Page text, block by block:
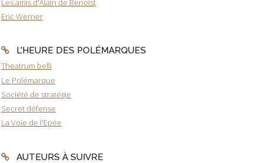
Eric Werner
L'HEURE DES POLÉMARQUES
Theatrum belli
Le Polémarque
Société de stratégie
Secret défense
La Voie de l'Epée
AUTEURS À SUIVRE